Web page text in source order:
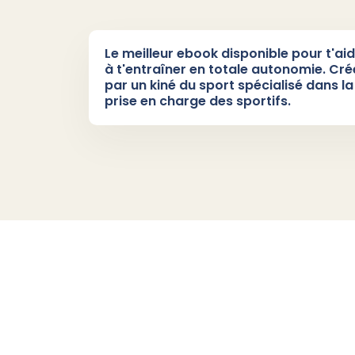
Le meilleur ebook disponible pour
à t'entraîner en totale autonomie.
par un kiné du sport spécialisé dans la
prise en charge des sportifs.